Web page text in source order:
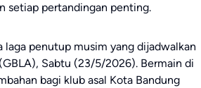
setiap pertandingan penting.
laga penutup musim yang dijadwalkan
Sabtu (23/5/2026). Bermain di
bagi klub asal Kota Bandung